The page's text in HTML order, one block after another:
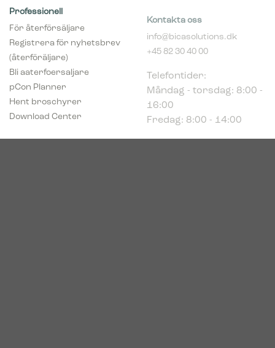
Professionell
För återförsäljare
(återföräljare)
+45 82 30 40 00
Måndag - torsdag: 8:00 -
16:00
Fredag: 8:00 - 14:00